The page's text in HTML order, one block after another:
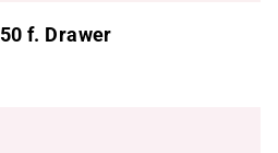
f. Drawer